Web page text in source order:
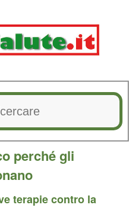
perché gli
terapie contro la